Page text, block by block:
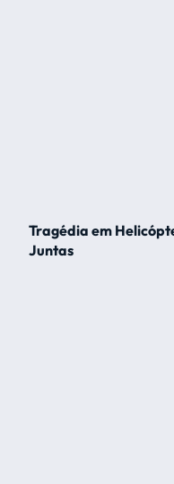
Tragédia em
Juntas